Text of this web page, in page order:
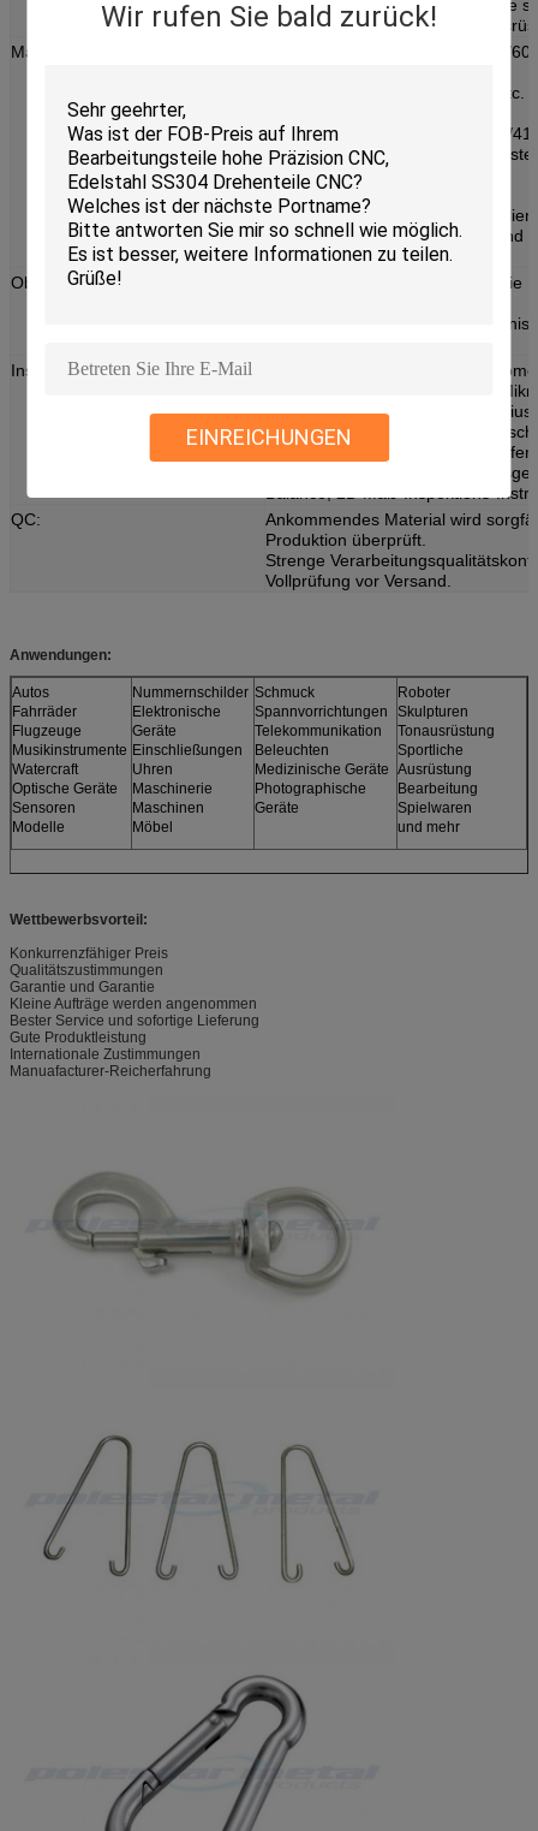
Wir rufen Sie bald zurück!
EINREICHUNGEN
Werkzeugmaschinen und andere
spezialisierten
Material-Fähigkeiten:
Aluminiumlegierung: 5052/6061/
Messing: H59/3602/2604/H62/etc.
Edelstahl: 201/202/303/304/316/
Stahllegierung: Kohlenstoffstahl/
Andere spezielle Materialien:
Lucite/Nylon/Bakelit/Plastik etc.
Verschiedene Arten von
werden, wir können entsprechend
produzieren.
Oberflächenbehandlung:
Die Anodisierung/Schwarzoxid/die
Behandlung/Bürsten/Reiben/
Inspektionswerkzeugausstattung:
Äußerer Mikrometer,
Digimatic-Mikrometer, interner
mechanischer Tasterzirkel-,
Tasterzirkel (Digital), Calipe
(Skala), Durchmesser Skala,
Digital-Tasterzirkel, Höhen-
Balance, 2D Maß-Inspektions-
QC:
Ankommendes Material wird
Produktion überprüft.
Strenge
Vollprüfung vor Versand.
Anwendungen:
Autos
Fahrräder
Flugzeuge
Musikinstrumente
Watercraft
Optische Geräte
Sensoren
Modelle
Nummernschilder
Elektronische
Geräte
Einschließungen
Uhren
Maschinerie
Maschinen
Möbel
Schmuck
Spannvorrichtungen
Telekommunikation
Beleuchten
Medizinische Geräte
Photographische
Geräte
Roboter
Skulpturen
Tonausrüstung
Sportliche
Ausrüstung
Bearbeitung
Spielwaren
und mehr
Wettbewerbsvorteil:
Konkurrenzfähiger Preis
Qualitätszustimmungen
Garantie und Garantie
Kleine Aufträge werden angenommen
Bester Service und sofortige Lieferung
Gute Produktleistung
Internationale Zustimmungen
Manuafacturer-Reicherfahrung